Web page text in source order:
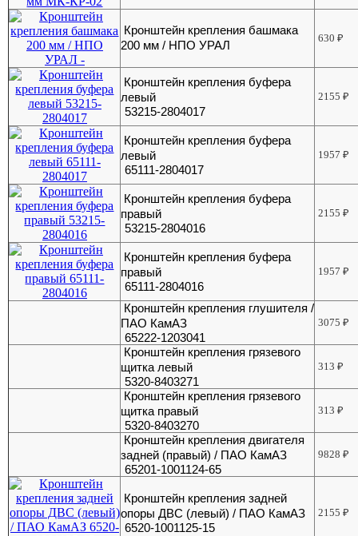
Кронштейн крепления башмака
200 мм / НПО УРАЛ
630₽
Кронштейн крепления буфера
левый
53215-2804017
2155₽
Кронштейн крепления буфера
левый
65111-2804017
1957₽
Кронштейн крепления буфера
правый
53215-2804016
2155₽
Кронштейн крепления буфера
правый
65111-2804016
1957₽
Кронштейн крепления глушителя /
ПАО КамАЗ
65222-1203041
3075₽
Кронштейн крепления грязевого
щитка левый
5320-8403271
313₽
Кронштейн крепления грязевого
щитка правый
5320-8403270
313₽
Кронштейн крепления двигателя
задней (правый) / ПАО КамАЗ
65201-1001124-65
9828₽
Кронштейн крепления задней
опоры ДВС (левый) / ПАО КамАЗ
6520-1001125-15
2155₽